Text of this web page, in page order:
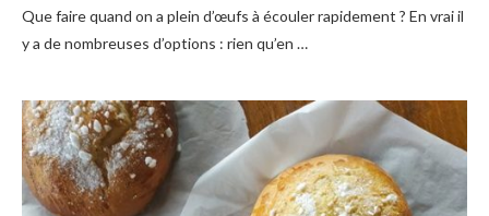
Que faire quand on a plein d’œufs à écouler rapidement ? En vrai il
y a de nombreuses d’options : rien qu’en …